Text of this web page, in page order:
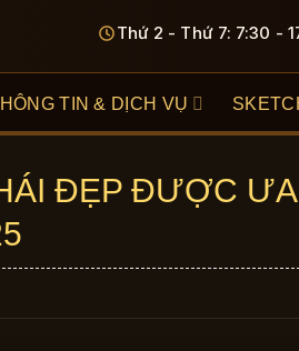
Thứ 2 - Thứ 7: 7:30 -
TIN & DỊCH VỤ
ĐẸP ĐƯỢC